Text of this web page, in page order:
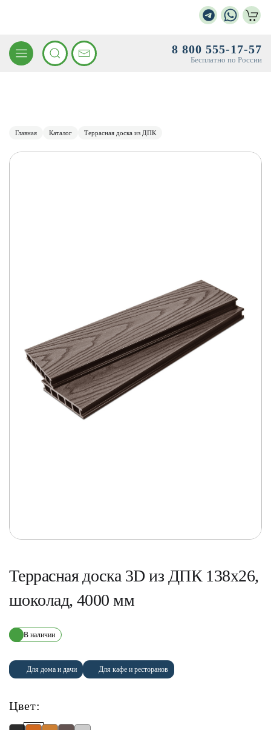
8 800 555-17-57
Бесплатно по России
Главная Каталог Террасная доска из ДПК
Террасная доска 3D из ДПК 138х26,
шоколад, 4000 мм
В наличии
Для дома и дачи Для кафе и ресторанов
Цвет: